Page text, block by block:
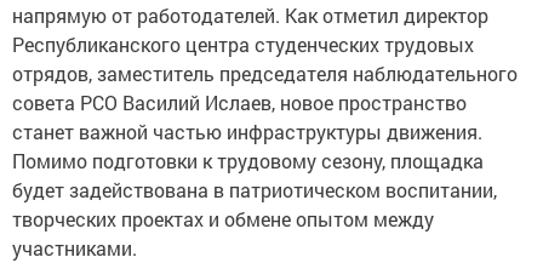
напрямую от работодателей. Как отметил директор
Республиканского центра студенческих трудовых
отрядов, заместитель председателя наблюдательного
совета РСО Василий Ислаев, новое пространство
станет важной частью инфраструктуры движения.
Помимо подготовки к трудовому сезону, площадка
будет задействована в патриотическом воспитании,
творческих проектах и обмене опытом между
участниками.